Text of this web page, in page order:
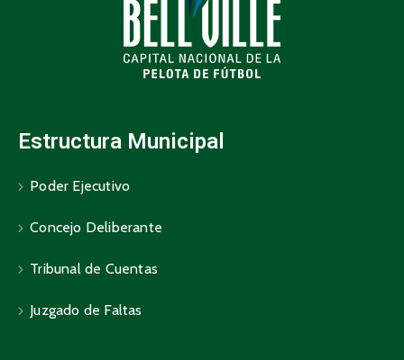
Estructura Municipal
Poder Ejecutivo
Concejo Deliberante
Tribunal de Cuentas
Juzgado de Faltas